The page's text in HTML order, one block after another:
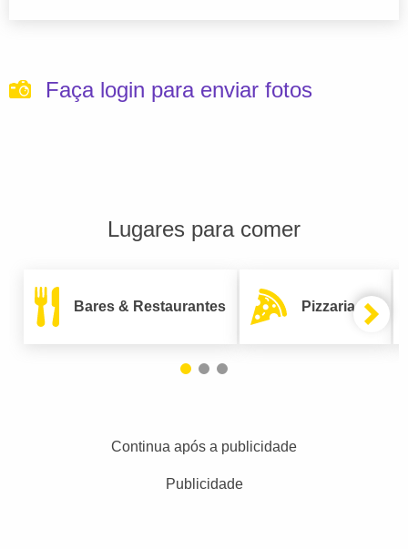
Faça login para enviar fotos
Lugares para comer
Bares & Restaurantes Pizzarias
Continua após a publicidade
Publicidade